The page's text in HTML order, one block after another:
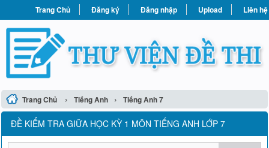
Trang Chủ Đăng ký Đăng nhập Upload Liên hệ
Trang Chủ › Tiếng Anh › Tiếng Anh 7
ĐỀ KIỂM TRA GIỮA HỌC KỲ 1 MÔN TIẾNG ANH LỚP 7